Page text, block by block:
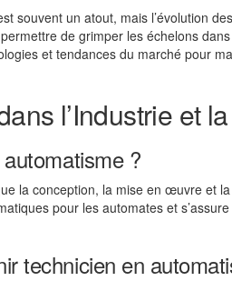
souvent un atout, mais l’évolution
de grimper les échelons
et tendances du marché pour
l’Industrie et
?
la conception, la mise en œuvre et
pour les automates et
technicien en